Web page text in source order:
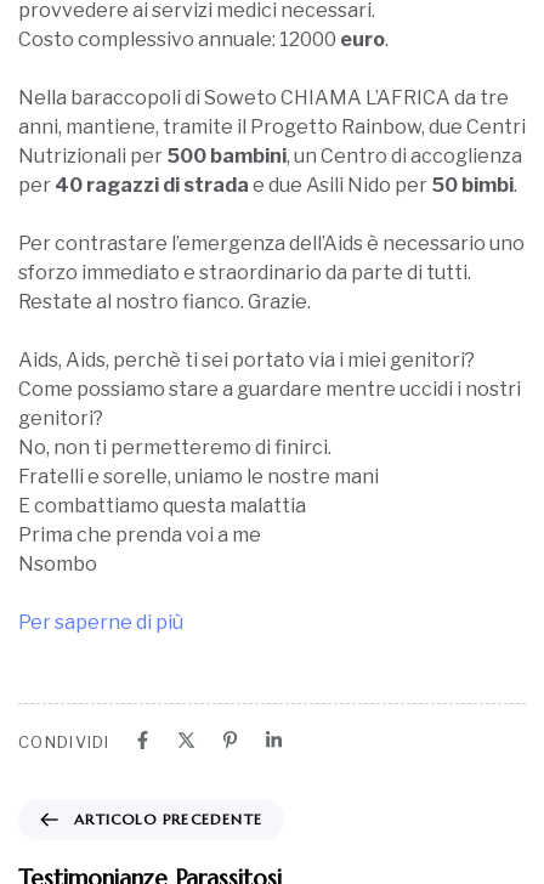
provvedere ai servizi medici necessari.
Costo complessivo annuale: 12000 euro.
Nella baraccopoli di Soweto CHIAMA L’AFRICA da tre
anni, mantiene, tramite il Progetto Rainbow, due Centri
Nutrizionali per 500 bambini, un Centro di accoglienza
per 40 ragazzi di strada e due Asili Nido per 50 bimbi.
Per contrastare l’emergenza dell’Aids è necessario uno
sforzo immediato e straordinario da parte di tutti.
Restate al nostro fianco. Grazie.
Aids, Aids, perchè ti sei portato via i miei genitori?
Come possiamo stare a guardare mentre uccidi i nostri
genitori?
No, non ti permetteremo di finirci.
Fratelli e sorelle, uniamo le nostre mani
E combattiamo questa malattia
Prima che prenda voi a me
Nsombo
Per saperne di più
CONDIVIDI
ARTICOLO PRECEDENTE